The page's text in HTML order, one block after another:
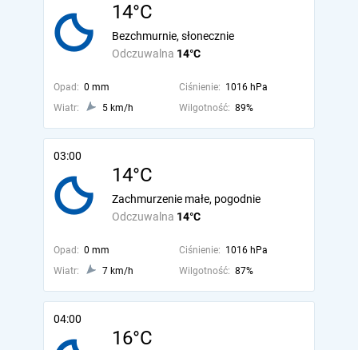
14°C
Odczuwalna 14°C
Bezchmurnie, słonecznie
Opad: 0 mm Ciśnienie: 1016 hPa
Wiatr:
5 km/h Wilgotność: 89%
03:00
14°C
Odczuwalna 14°C
Zachmurzenie małe, pogodnie
Opad: 0 mm Ciśnienie: 1016 hPa
Wiatr:
7 km/h Wilgotność: 87%
04:00
16°C